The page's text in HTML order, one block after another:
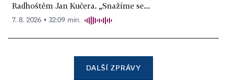
Radhoštěm Jan Kučera. „Snažíme se...
7. 8. 2026 ▪ 32:09 min.
DALŠÍ ZPRÁVY